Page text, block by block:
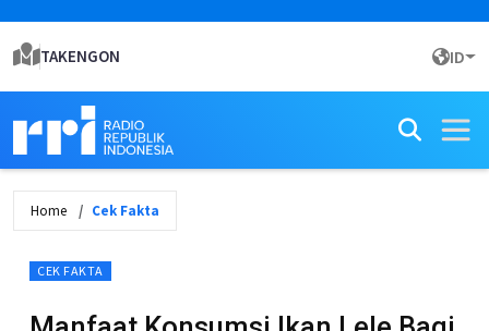
TAKENGON ID
Home Cek Fakta
CEK FAKTA